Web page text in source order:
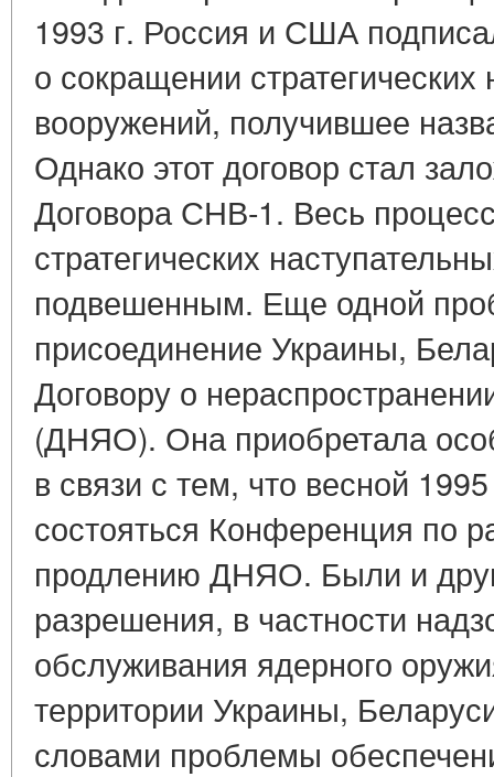
1993 г. Россия и США
о сокращении стратегических
вооружений, получившее
Однако этот договор стал
Договора СНВ-1. Весь
стратегических
подвешенным. Еще одной
присоединение Украины,
Договору о
(ДНЯО). Она приобретала
в связи с тем, что весной
состояться Конференция по
продлению ДНЯО. Были и
разрешения, в частности
обслуживания ядерного
территории Украины,
словами проблемы